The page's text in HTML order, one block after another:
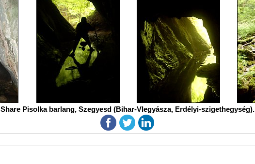
Share Pisolka barlang, Szegyesd (Bihar-Vlegyásza, Erdélyi-szigethegység).